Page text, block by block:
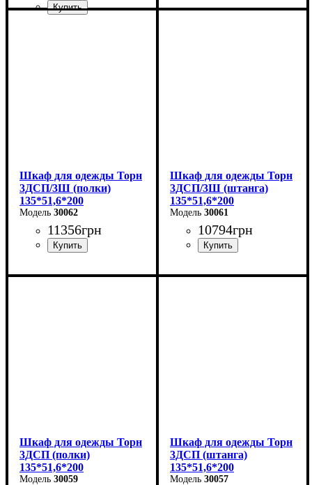
Ширина: 138,2 см
Шкаф для одежды Торн
3ДСП/3Ш (полки)
135*51,6*200
30062
11356грн
Ширина: 135 см
Шкаф для одежды Торн
3ДСП/3Ш (штанга)
135*51,6*200
30061
10794грн
Ширина: 135 см
Шкаф для одежды Торн
3ДСП (полки)
135*51,6*200
30059
Шкаф для одежды Торн
3ДСП (штанга)
135*51,6*200
30057